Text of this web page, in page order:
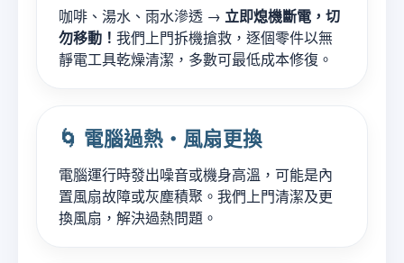
咖啡、湯水、雨水滲透 → 立即熄機斷電，切
勿移動！ 我們上門拆機搶救，逐個零件以無
靜電工具乾燥清潔，多數可最低成本修復。
🌀 電腦過熱・風扇更換
電腦運行時發出噪音或機身高溫，可能是內
置風扇故障或灰塵積聚。我們上門清潔及更
換風扇，解決過熱問題。